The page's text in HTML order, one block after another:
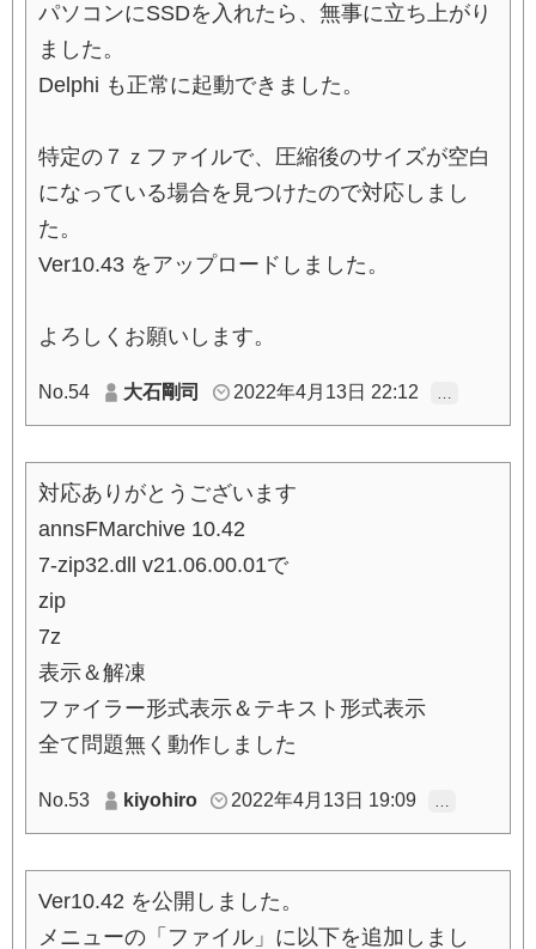
パソコンにSSDを入れたら、無事に立ち上がり
ました。
Delphi も正常に起動できました。
特定の７ｚファイルで、圧縮後のサイズが空白
になっている場合を見つけたので対応しまし
た。
Ver10.43 をアップロードしました。
よろしくお願いします。
No.54 大石剛司 2022年4月13日 22:12
対応ありがとうございます
annsFMarchive 10.42
7-zip32.dll v21.06.00.01で
zip
7z
表示＆解凍
ファイラー形式表示＆テキスト形式表示
全て問題無く動作しました
No.53 kiyohiro 2022年4月13日 19:09
Ver10.42 を公開しました。
メニューの「ファイル」に以下を追加しまし